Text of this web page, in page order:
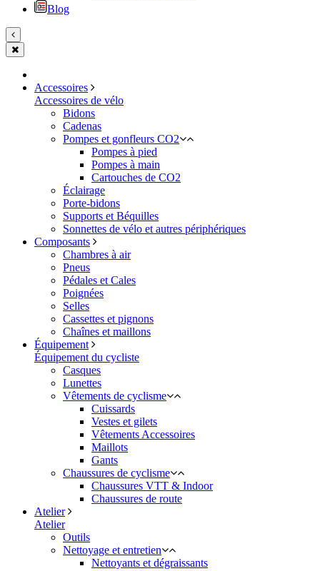
Blog
Accessoires
Accessoires de vélo
Bidons
Cadenas
Pompes et gonfleurs CO2
Pompes à pied
Pompes à main
Cartouches de CO2
Éclairage
Porte-bidons
Supports et Béquilles
Sonnettes de vélo et autres périphériques
Composants
Chambres à air
Pneus
Pédales et Cales
Poignées
Selles
Cassettes et pignons
Chaînes et maillons
Équipement
Équipement du cycliste
Casques
Lunettes
Vêtements de cyclisme
Cuissards
Vestes et gilets
Vêtements Accessoires
Maillots
Gants
Chaussures de cyclisme
Chaussures VTT & Indoor
Chaussures de route
Atelier
Atelier
Outils
Nettoyage et entretien
Nettoyants et dégraissants